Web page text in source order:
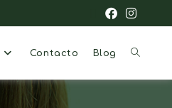
Contacto Blog